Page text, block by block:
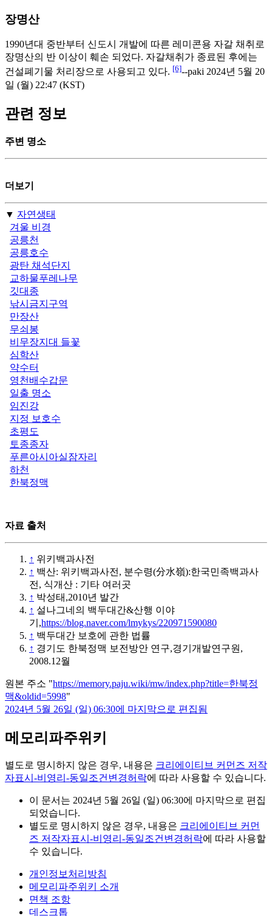
장명산
1990년대 중반부터 신도시 개발에 따른 레미콘용 자갈 채취로
장명산의 반 이상이 훼손 되었다. 자갈채취가 종료된 후에는
건설폐기물 처리장으로 사용되고 있다. [6]--paki 2024년 5월 20
일 (월) 22:47 (KST)
관련 정보
주변 명소
더보기
▼ 자연생태
겨울 비경
공릉천
공릉호수
광탄 채석단지
교하물푸레나무
깃대종
낚시금지구역
만장산
무쇠봉
비무장지대 들꽃
심학산
약수터
영천배수갑문
일출 명소
임진강
지정 보호수
초평도
토종종자
푸른아시아실잠자리
하천
한북정맥
자료 출처
↑ 위키백과사전
↑ 백산: 위키백과사전, 분수령(分水嶺):한국민족백과사
전, 식개산 : 기타 여러곳
↑ 박성태,2010년 발간
↑ 설나그네의 백두대간&산행 이야
기,https://blog.naver.com/lmykys/220971590080
↑ 백두대간 보호에 관한 법률
↑ 경기도 한북정맥 보전방안 연구,경기개발연구원,
2008.12월
원본 주소 "https://memory.paju.wiki/mw/index.php?title=한북정
맥&oldid=5998"
2024년 5월 26일 (일) 06:30에 마지막으로 편집됨
메모리파주위키
별도로 명시하지 않은 경우, 내용은 크리에이티브 커먼즈 저작
자표시-비영리-동일조건변경허락에 따라 사용할 수 있습니다.
이 문서는 2024년 5월 26일 (일) 06:30에 마지막으로 편집
되었습니다.
별도로 명시하지 않은 경우, 내용은 크리에이티브 커먼
즈 저작자표시-비영리-동일조건변경허락에 따라 사용할
수 있습니다.
개인정보처리방침
메모리파주위키 소개
면책 조항
데스크톱